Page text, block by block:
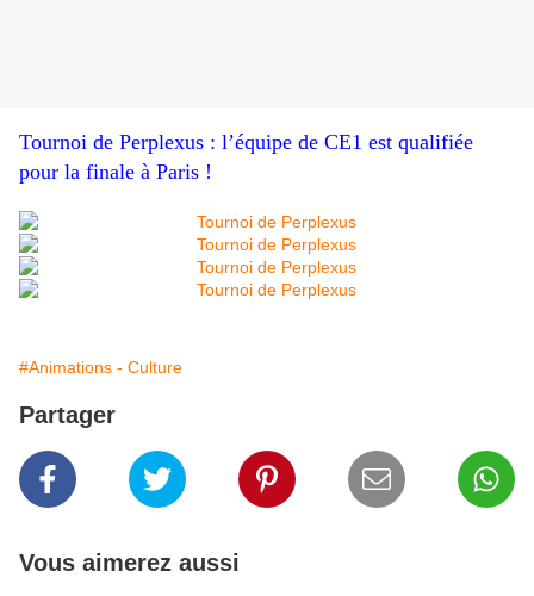
Tournoi de Perplexus : l’équipe de CE1 est qualifiée
pour la finale à Paris !
#Animations - Culture
Partager
Vous aimerez aussi